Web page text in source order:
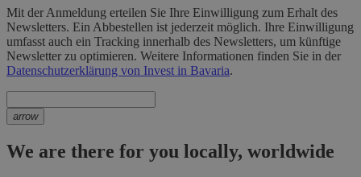
Mit der Anmeldung erteilen Sie Ihre Einwilligung zum Erhalt des
Newsletters. Ein Abbestellen ist jederzeit möglich. Ihre Einwilligung
umfasst auch ein Tracking innerhalb des Newsletters, um künftige
Newsletter zu optimieren. Weitere Informationen finden Sie in der
Datenschutzerklärung von Invest in Bavaria.
arrow
We are there for you locally, worldwide